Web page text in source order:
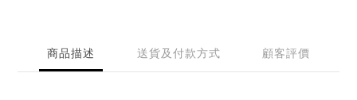
商品描述 送貨及付款方式 顧客評價